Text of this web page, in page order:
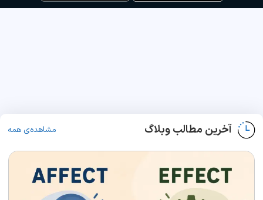
آخرین مطالب وبلاگ مشاهده‌ی همه